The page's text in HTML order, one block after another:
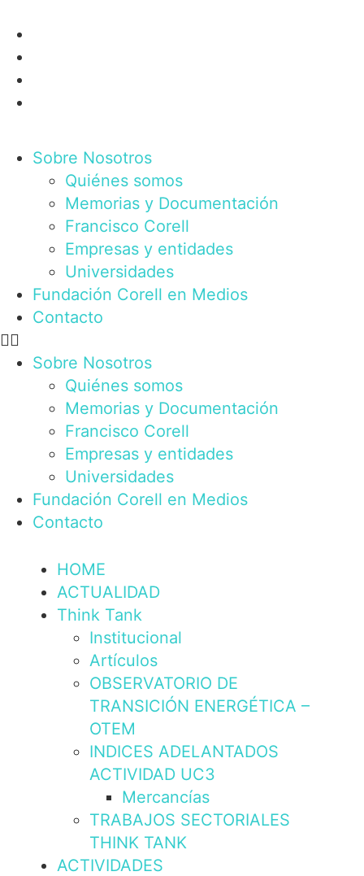
Sobre Nosotros
Quiénes somos
Memorias y Documentación
Francisco Corell
Empresas y entidades
Universidades
Fundación Corell en Medios
Contacto
Sobre Nosotros
Quiénes somos
Memorias y Documentación
Francisco Corell
Empresas y entidades
Universidades
Fundación Corell en Medios
Contacto
HOME
ACTUALIDAD
Think Tank
Institucional
Artículos
OBSERVATORIO DE
TRANSICIÓN ENERGÉTICA –
OTEM
INDICES ADELANTADOS
ACTIVIDAD UC3
Mercancías
TRABAJOS SECTORIALES
THINK TANK
ACTIVIDADES